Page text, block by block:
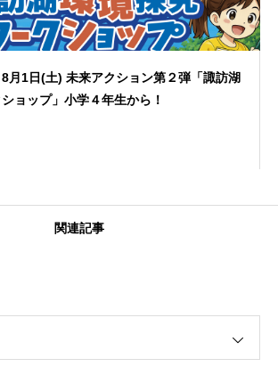
8月1日(土) 未来アクション第２弾「諏訪湖
ョップ」小学４年生から！
大会同日開催！カヤックに乗って諏訪
関連記事